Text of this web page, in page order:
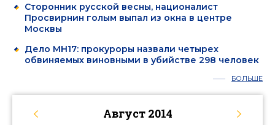
Сторонник русской весны, националист
Просвирнин голым выпал из окна в центре
Москвы
Дело MH17: прокуроры назвали четырех
обвиняемых виновными в убийстве 298 человек
БОЛЬШЕ
Август 2014